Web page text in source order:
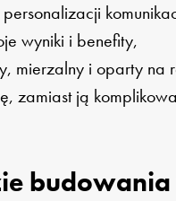
wyniki i benefity,
mierzalny i oparty na
zamiast ją